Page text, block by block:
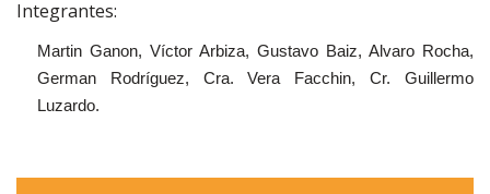
Integrantes:
Martin Ganon, Víctor Arbiza, Gustavo Baiz, Alvaro Rocha,
German Rodríguez, Cra. Vera Facchin, Cr. Guillermo
Luzardo.